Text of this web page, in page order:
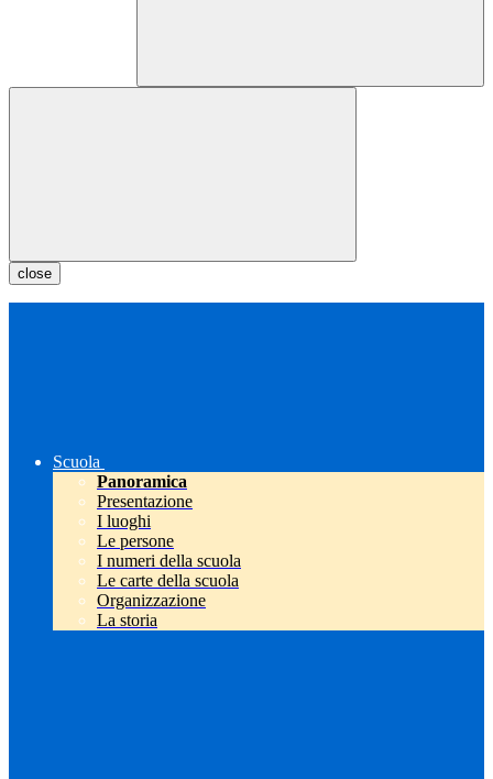
close
Scuola
Panoramica
Presentazione
I luoghi
Le persone
I numeri della scuola
Le carte della scuola
Organizzazione
La storia